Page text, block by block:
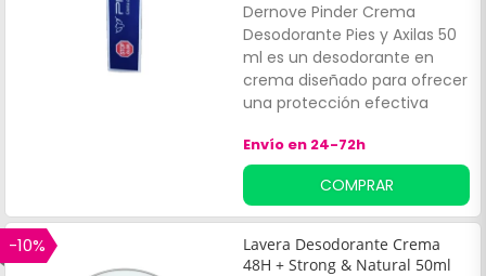
Dernove Pinder Crema
Desodorante Pies y Axilas 50
ml es un desodorante en
crema diseñado para ofrecer
una protección efectiva
garantizando una sensación
de frescura y confort a lo
largo del día. Su textura
suave y ligera permite una
rápida absorción en la piel,
facilitando una aplicación
Envío en 24-72h
COMPRAR
-10%
Lavera Desodorante Crema
48H + Strong & Natural 50ml